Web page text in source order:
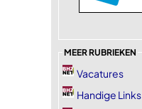
MEER RUBRIEKEN
Vacatures
Handige Links